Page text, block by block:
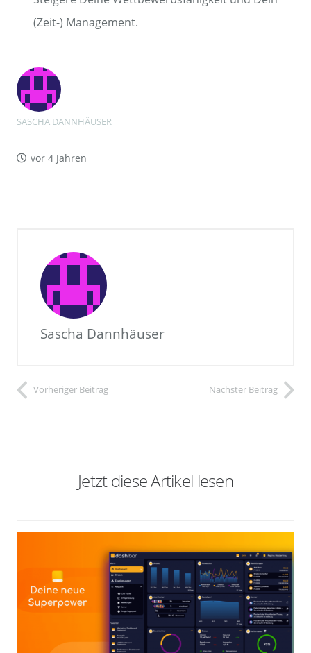
(Zeit-) Management.
SASCHA DANNHÄUSER
vor 4 Jahren
Sascha Dannhäuser
Vorheriger Beitrag Nächster Beitrag
Jetzt diese Artikel lesen